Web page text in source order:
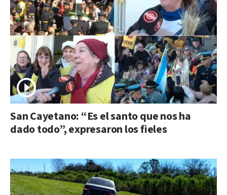
San Cayetano: “Es el santo que nos ha
dado todo”, expresaron los fieles